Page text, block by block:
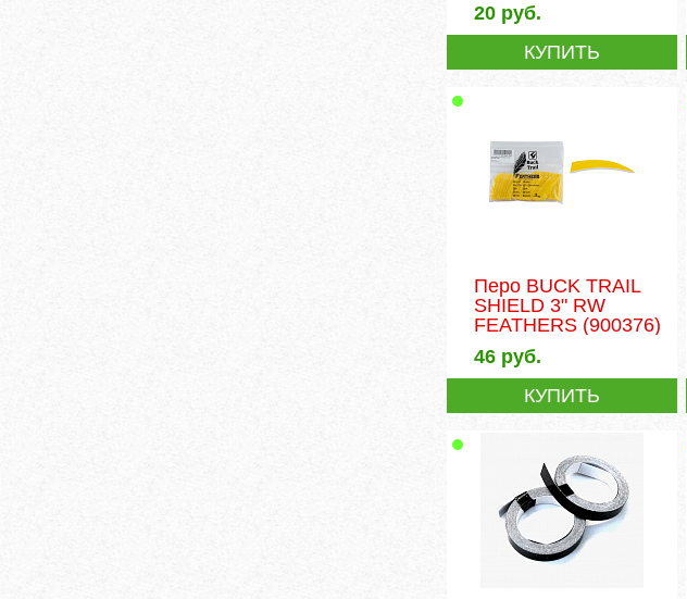
20 руб.
КУПИТЬ
Перо BUCK TRAIL
SHIELD 3" RW
FEATHERS (900376)
46 руб.
КУПИТЬ